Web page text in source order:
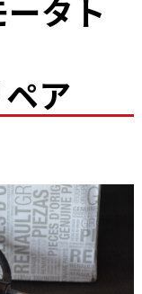
タト
ア